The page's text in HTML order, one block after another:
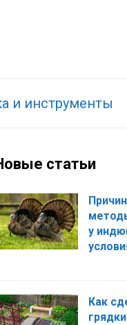
и инструменты
статьи
у
Как